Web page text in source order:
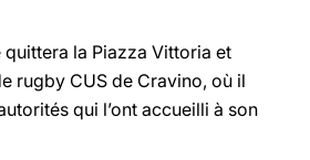
quittera la Piazza Vittoria et
rugby CUS de Cravino, où il
qui l’ont accueilli à son